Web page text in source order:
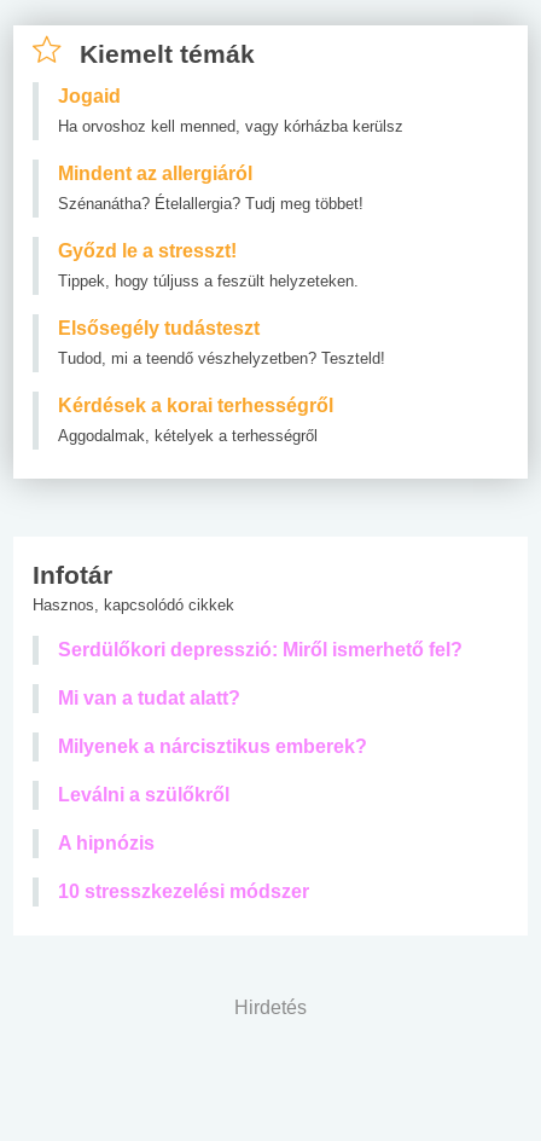
Kiemelt témák
Jogaid
Ha orvoshoz kell menned, vagy kórházba kerülsz
Mindent az allergiáról
Szénanátha? Ételallergia? Tudj meg többet!
Győzd le a stresszt!
Tippek, hogy túljuss a feszült helyzeteken.
Elsősegély tudásteszt
Tudod, mi a teendő vészhelyzetben? Teszteld!
Kérdések a korai terhességről
Aggodalmak, kételyek a terhességről
Infotár
Hasznos, kapcsolódó cikkek
Serdülőkori depresszió: Miről ismerhető fel?
Mi van a tudat alatt?
Milyenek a nárcisztikus emberek?
Leválni a szülőkről
A hipnózis
10 stresszkezelési módszer
Hirdetés